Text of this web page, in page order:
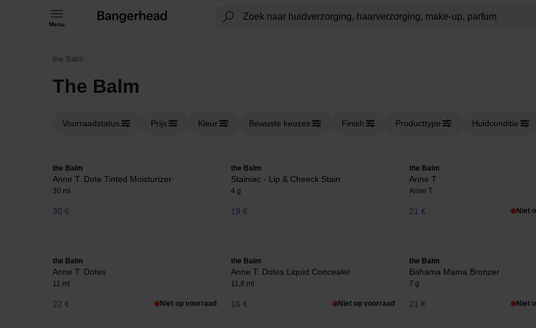
Menu
the Balm
The Balm
Voorraadstatus Prijs Kleur Bewuste keuzes Finish Producttype Huidconditie
the Balm
Anne T. Dote Tinted Moisturizer
30 ml
30 €
the Balm
Stainiac - Lip & Cheeck Stain
4 g
19 €
the Balm
Anne T
Anne T
21 € Niet
the Balm
Anne T. Dotes
11 ml
22 € Niet op voorraad
the Balm
Anne T. Dotes Liquid Concealer
11,8 ml
16 € Niet op voorraad
the Balm
Bahama Mama Bronzer
7 g
21 € Niet